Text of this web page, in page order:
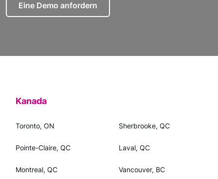
Eine Demo anfordern
Kanada
Toronto, ON Sherbrooke, QC
Pointe-Claire, QC Laval, QC
Montreal, QC Vancouver, BC